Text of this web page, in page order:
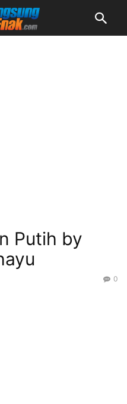
Putih by
0